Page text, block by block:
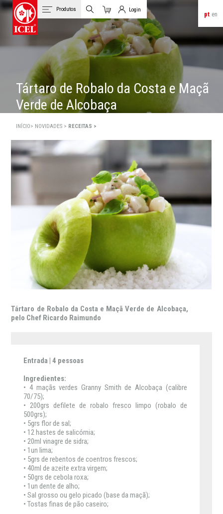
pt en
Produtos Login
Login de Clientes
Tártaro de Robalo da Costa e Maçã
Verde de Alcobaça
INÍCIO> NOVIDADES > RECEITAS >
Tártaro de Robalo da Costa e Maçã Verde de Alcobaça,
pelo Chef Ricardo Raimundo
Entrada | 4 pessoas
Ingredientes:
• 4 maçãs verdes Granny Smith de Alcobaça (calibre
70/75);
• 200grs defilete de robalo fresco limpo (robalo de
500grs);
• 5grs flor de sal;
• 12 hastes de salicórnia;
• 20ml vinagre de sidra;
• 1un lima;
• 5grs de rebentos de coentros frescos;
• 40ml de azeite extra virgem;
• 50grs de cebola roxa;
• 1un dente de alho;
• Sal grosso ou gelo picado (base da maçã);
• Tostas finas de pão caseiro;